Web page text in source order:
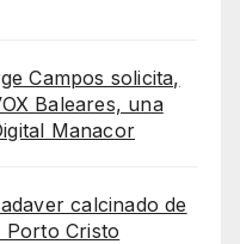
Campos solicita,
Baleares, una
Manacor
calcinado de
Porto Cristo